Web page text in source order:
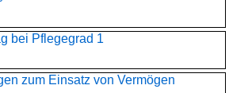
bei Pflegegrad 1
zum Einsatz von Vermögen